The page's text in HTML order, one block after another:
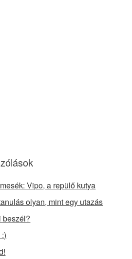
Vipo, a repülő kutya
olyan, mint egy utazás
beszél?